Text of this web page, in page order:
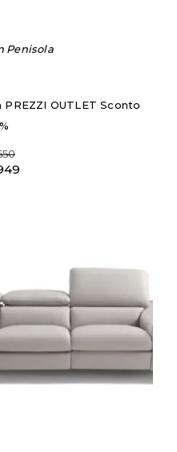
Penisola
OUTLET Sconto